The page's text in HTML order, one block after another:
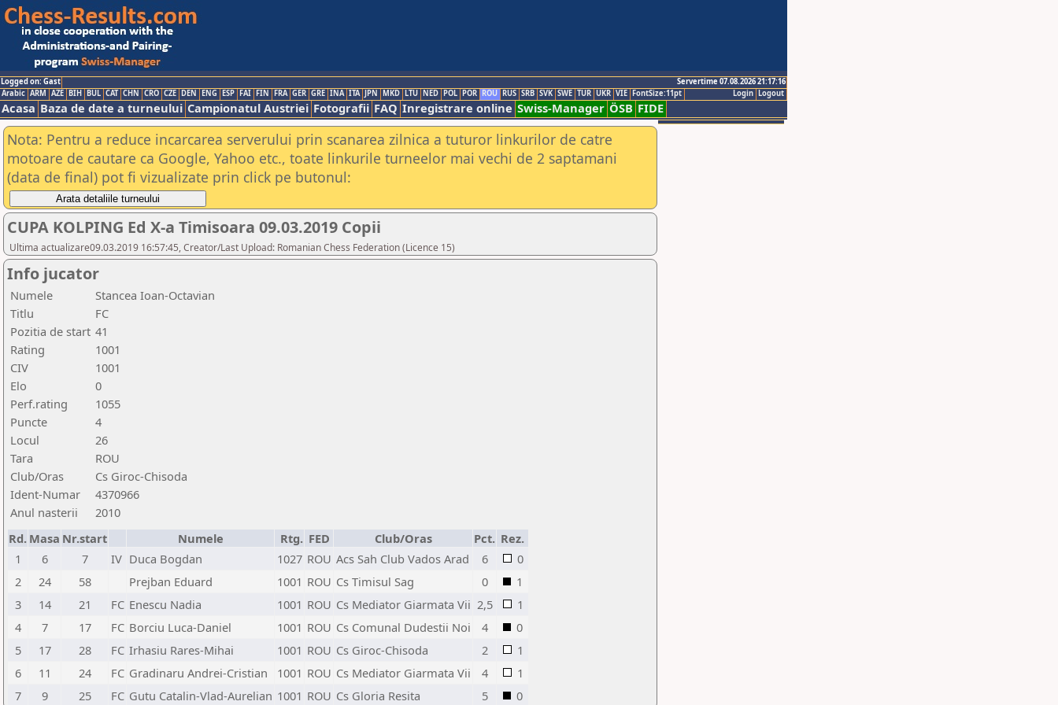
Logged on: Gast
Servertime 07.08.2026 21:17:16
Logout
Login
Arabic ARM AZE BIH BUL CAT CHN CRO CZE DEN ENG ESP FAI FIN FRA GER GRE INA ITA JPN MKD LTU NED POL POR ROU RUS SRB SVK SWE TUR UKR VIE FontSize:11pt
Acasa Baza de date a turneului Campionatul Austriei Fotografii FAQ Inregistrare online Swiss-Manager ÖSB FIDE
Nota: Pentru a reduce incarcarea serverului prin scanarea zilnica a tuturor linkurilor de catre
motoare de cautare ca Google, Yahoo etc., toate linkurile turneelor mai vechi de 2 saptamani
(data de final) pot fi vizualizate prin click pe butonul:
CUPA KOLPING Ed X-a Timisoara 09.03.2019 Copii
Ultima actualizare09.03.2019 16:57:45, Creator/Last Upload: Romanian Chess Federation (Licence 15)
Info jucator
Numele
Stancea Ioan-Octavian
Titlu
FC
Pozitia de start 41
Rating
1001
CIV
1001
Elo
0
Perf.rating
1055
Puncte
4
Locul
26
Tara
ROU
Club/Oras
Cs Giroc-Chisoda
Ident-Numar
4370966
Anul nasterii
2010
Rd. Masa Nr.start Numele Rtg. FED Club/Oras Pct. Rez.
1
6 7 IV Duca Bogdan 1027 ROU Acs Sah Club Vados Arad 6
0
2
24 58 Prejban Eduard 1001 ROU Cs Timisul Sag 0
1
3
14 21 FC Enescu Nadia 1001 ROU Cs Mediator Giarmata Vii 2,5
1
4
7 17 FC Borciu Luca-Daniel 1001 ROU Cs Comunal Dudestii Noi 4
0
5
17 28 FC Irhasiu Rares-Mihai 1001 ROU Cs Giroc-Chisoda 2
1
6
11 24 FC Gradinaru Andrei-Cristian 1001 ROU Cs Mediator Giarmata Vii 4
1
7
9 25 FC Gutu Catalin-Vlad-Aurelian 1001 ROU Cs Gloria Resita 5 0